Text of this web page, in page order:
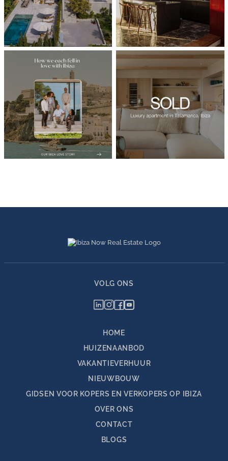
HOME
HUIZENAANBOD
VAKANTIEVERHUUR
NIEUWBOUW
GIDSEN VOOR KOPERS EN VERKOPERS OP IBIZA
OVER ONS
CONTACT
BLOGS
VOLG ONS